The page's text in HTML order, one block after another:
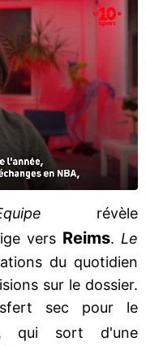
révèle
vers Reims. Le
du quotidien
sur le dossier.
sec pour le
qui sort d'une